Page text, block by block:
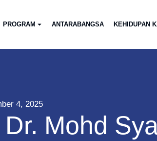
PROGRAM ANTARABANGSA KEHIDUPAN
4, 2025
Mohd